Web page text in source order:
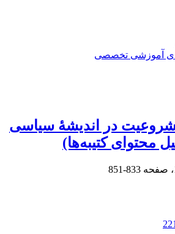
آموزشی تخصصی
در اندیشۀ سیاسی
محتوای کتیبه‌ها)
833-851